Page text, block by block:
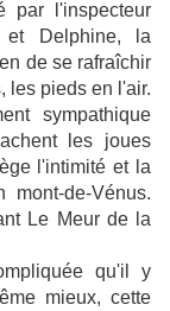
par l'inspecteur
et Delphine, la
de se rafraîchir
les pieds en l'air.
sympathique
les joues
l'intimité et la
de-Vénus.
Le Meur de la
qu'il y
mieux, cette